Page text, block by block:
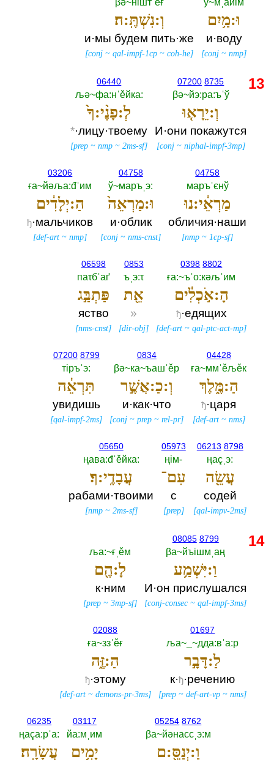
ў~мˌайiм
וּ:מַ֥יִם
и·воду
[conj ~nmp]
βә~нiштˈěғ
וְ:נִשְׁתֶּֽ:ה׃
и·мы будем пить·же
[conj ~qal-impf-1cp ~coh-he]
07200 8735
βә~йэ:ра:ъˈў
וְ:יֵרָא֤וּ
И·они покажутся
[conj~ niphal-impf-3mp]
06440
љә~фа:нˈěйка:‎
לְ:פָנֶ֨י:ךָ֙
*·лицу·твоему
[prep ~nmp ~2ms-sf]
04758
маръˈєнў
מַרְאֵ֔י:נוּ
обличия·наши
[nmp ~1cp-sf]
04758
ў~маръˌэ:‎
וּ:מַרְאֵה֙
и·облик
[conj ~nms-cnst]
03206
ға~йәља:đˈим
הַ:יְלָדִ֔ים
ђ·мальчиков
[def-art ~nmp]
0398 8802
ға:~ъˈо:кәљˈим
הָ:אֹ֣כְלִ֔ים
ђ·едящих
[def-art ~qal-ptc-act-mp]
0853
ъˌэ:τ
אֵ֖ת
»
[dir-obj]
06598
паτбˈаґ
פַּתְבַּ֣ג
яство
[nms-cnst]
04428
ға~ммˈěљěк
הַ:מֶּ֑לֶךְ
ђ·царя
[def-art~ nms]
0834
βә~ка~ъашˈěр
וְ:כַ:אֲשֶׁ֣ר
и·как·что
[conj ~prep ~rel-pr]
07200 8799
тiръˈэ:‎
תִּרְאֵ֔ה
увидишь
[qal-impf-2ms]
06213 8798
ңаçˌэ:‎
עֲשֵׂ֖ה
содей
[qal-impv-2ms]
05973
ңiм-‎
עִם־
с
[prep]
05650
ңава:đˈěйка:‎
עֲבָדֶֽי:ךָ׃
рабами·твоими
[nmp~ 2ms-sf]
13
08085 8799
βа~йъiшмˌаң
וַ:יִּשְׁמַ֥ע
И·он прислушался
[conj-consec ~qal-impf-3ms]
ља:~ғˌěм
לָ:הֶ֖ם
к·ним
[prep ~3mp-sf]
01697
ља~_~дда:вˈа:р
לַ:דָּבָ֣ר
к·ђ·речению
[prep ~def-art-vp ~nms]
02088
ға~ззˈěғ
הַ:זֶּ֑ה
ђ·этому
[def-art ~demons-pr-3ms]
05254 8762
βа~йәнассˌэ:м
וַ:יְנַסֵּ֖:ם
03117
йа:мˌим
יָמִ֥ים
06235
ңаçа:рˈа:‎
עֲשָׂרָֽה׃
14